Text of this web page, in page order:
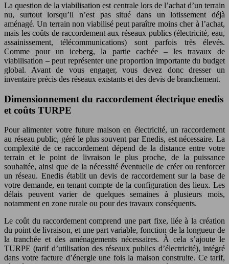
La question de la viabilisation est centrale lors de l’achat d’un terrain
nu, surtout lorsqu’il n’est pas situé dans un lotissement déjà
aménagé. Un terrain non viabilisé peut paraître moins cher à l’achat,
mais les coûts de raccordement aux réseaux publics (électricité, eau,
assainissement, télécommunications) sont parfois très élevés.
Comme pour un iceberg, la partie cachée – les travaux de
viabilisation – peut représenter une proportion importante du budget
global. Avant de vous engager, vous devez donc dresser un
inventaire précis des réseaux existants et des devis de branchement.
Dimensionnement du raccordement électrique enedis
et coûts TURPE
Pour alimenter votre future maison en électricité, un raccordement
au réseau public, géré le plus souvent par Enedis, est nécessaire. La
complexité de ce raccordement dépend de la distance entre votre
terrain et le point de livraison le plus proche, de la puissance
souhaitée, ainsi que de la nécessité éventuelle de créer ou renforcer
un réseau. Enedis établit un devis de raccordement sur la base de
votre demande, en tenant compte de la configuration des lieux. Les
délais peuvent varier de quelques semaines à plusieurs mois,
notamment en zone rurale ou pour des travaux conséquents.
Le coût du raccordement comprend une part fixe, liée à la création
du point de livraison, et une part variable, fonction de la longueur de
la tranchée et des aménagements nécessaires. À cela s’ajoute le
TURPE (tarif d’utilisation des réseaux publics d’électricité), intégré
dans votre facture d’énergie une fois la maison construite. Ce tarif,